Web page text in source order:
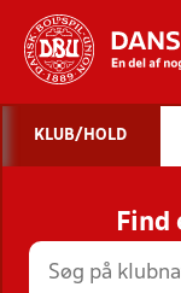
KLUB/HOLD
Find